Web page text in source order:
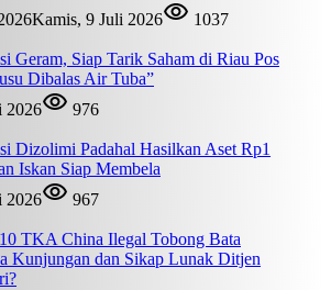
Kamis, 9 Juli 2026
1037
Geram, Siap Tarik Saham di Riau Pos
Dibalas Air Tuba”
2026
976
Dizolimi Padahal Hasilkan Aset Rp1
Iskan Siap Membela
2026
967
TKA China Ilegal Tobong Bata
Kunjungan dan Sikap Lunak Ditjen